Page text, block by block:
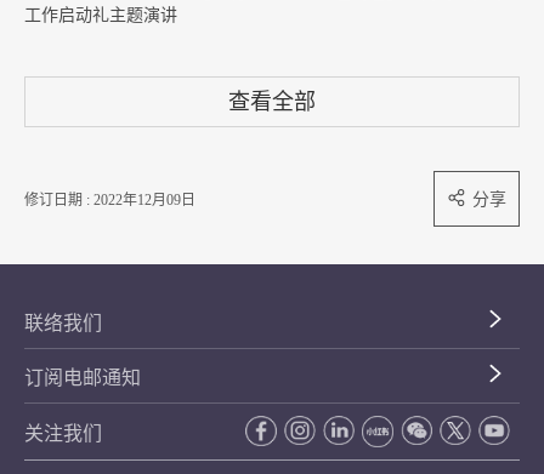
工作启动礼主题演讲
查看全部
修订日期 : 2022年12月09日 分享
联络我们
订阅电邮通知
关注我们